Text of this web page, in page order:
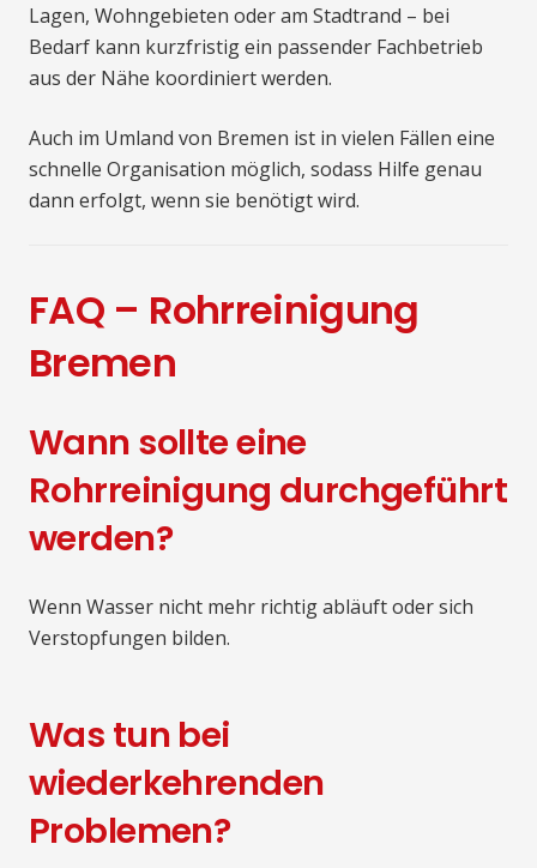
Lagen, Wohngebieten oder am Stadtrand – bei
Bedarf kann kurzfristig ein passender Fachbetrieb
aus der Nähe koordiniert werden.
Auch im Umland von Bremen ist in vielen Fällen eine
schnelle Organisation möglich, sodass Hilfe genau
dann erfolgt, wenn sie benötigt wird.
FAQ – Rohrreinigung
Bremen
Wann sollte eine
Rohrreinigung durchgeführt
werden?
Wenn Wasser nicht mehr richtig abläuft oder sich
Verstopfungen bilden.
Was tun bei
wiederkehrenden
Problemen?